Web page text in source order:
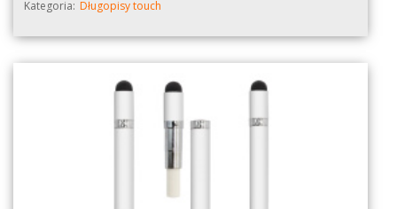
Kategoria: Długopisy touch